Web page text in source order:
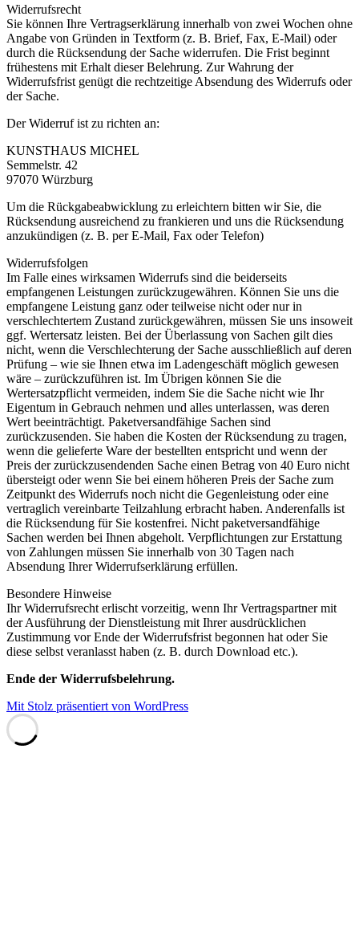
Widerrufsrecht
Sie können Ihre Vertragserklärung innerhalb von zwei Wochen ohne
Angabe von Gründen in Textform (z. B. Brief, Fax, E-Mail) oder
durch die Rücksendung der Sache widerrufen. Die Frist beginnt
frühestens mit Erhalt dieser Belehrung. Zur Wahrung der
Widerrufsfrist genügt die rechtzeitige Absendung des Widerrufs oder
der Sache.
Der Widerruf ist zu richten an:
KUNSTHAUS MICHEL
Semmelstr. 42
97070 Würzburg
Um die Rückgabeabwicklung zu erleichtern bitten wir Sie, die
Rücksendung ausreichend zu frankieren und uns die Rücksendung
anzukündigen (z. B. per E-Mail, Fax oder Telefon)
Widerrufsfolgen
Im Falle eines wirksamen Widerrufs sind die beiderseits
empfangenen Leistungen zurückzugewähren. Können Sie uns die
empfangene Leistung ganz oder teilweise nicht oder nur in
verschlechtertem Zustand zurückgewähren, müssen Sie uns insoweit
ggf. Wertersatz leisten. Bei der Überlassung von Sachen gilt dies
nicht, wenn die Verschlechterung der Sache ausschließlich auf deren
Prüfung – wie sie Ihnen etwa im Ladengeschäft möglich gewesen
wäre – zurückzuführen ist. Im Übrigen können Sie die
Wertersatzpflicht vermeiden, indem Sie die Sache nicht wie Ihr
Eigentum in Gebrauch nehmen und alles unterlassen, was deren
Wert beeinträchtigt. Paketversandfähige Sachen sind
zurückzusenden. Sie haben die Kosten der Rücksendung zu tragen,
wenn die gelieferte Ware der bestellten entspricht und wenn der
Preis der zurückzusendenden Sache einen Betrag von 40 Euro nicht
übersteigt oder wenn Sie bei einem höheren Preis der Sache zum
Zeitpunkt des Widerrufs noch nicht die Gegenleistung oder eine
vertraglich vereinbarte Teilzahlung erbracht haben. Anderenfalls ist
die Rücksendung für Sie kostenfrei. Nicht paketversandfähige
Sachen werden bei Ihnen abgeholt. Verpflichtungen zur Erstattung
von Zahlungen müssen Sie innerhalb von 30 Tagen nach
Absendung Ihrer Widerrufserklärung erfüllen.
Besondere Hinweise
Ihr Widerrufsrecht erlischt vorzeitig, wenn Ihr Vertragspartner mit
der Ausführung der Dienstleistung mit Ihrer ausdrücklichen
Zustimmung vor Ende der Widerrufsfrist begonnen hat oder Sie
diese selbst veranlasst haben (z. B. durch Download etc.).
Ende der Widerrufsbelehrung.
Mit Stolz präsentiert von WordPress